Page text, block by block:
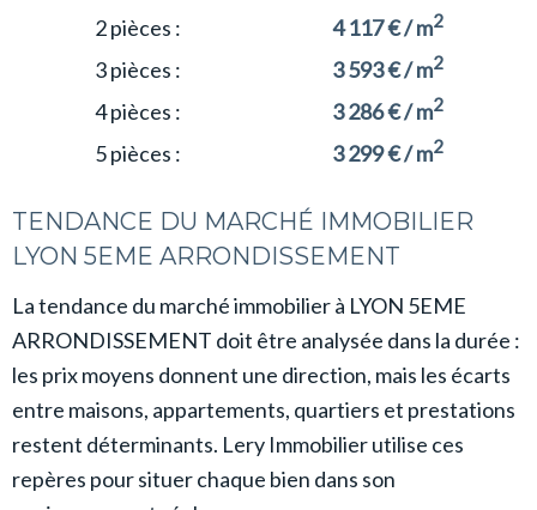
2 pièces : 4 117 € / m2
3 pièces : 3 593 € / m2
4 pièces : 3 286 € / m2
5 pièces : 3 299 € / m2
TENDANCE DU MARCHÉ IMMOBILIER
LYON 5EME ARRONDISSEMENT
La tendance du marché immobilier à LYON 5EME
ARRONDISSEMENT doit être analysée dans la durée :
les prix moyens donnent une direction, mais les écarts
entre maisons, appartements, quartiers et prestations
restent déterminants. Lery Immobilier utilise ces
repères pour situer chaque bien dans son